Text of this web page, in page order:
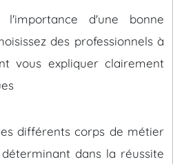
d'une bonne
des professionnels à
vous expliquer clairement
différents corps de métier
dans la réussite